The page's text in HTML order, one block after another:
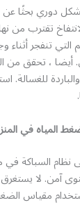
دوري بحثًا عن
تقترب من
التي تنفجر
أيضا ، تحقق
للغسالة.
المياه في
نظام السباكة
آمن. لا
مقياس